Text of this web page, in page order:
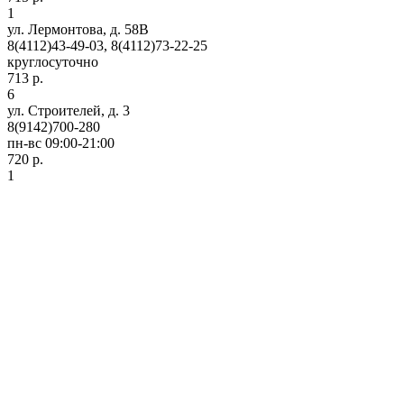
1
ул. Лермонтова, д. 58В
8(4112)43-49-03, 8(4112)73-22-25
круглосуточно
713 р.
6
ул. Строителей, д. 3
8(9142)700-280
пн-вс 09:00-21:00
720 р.
1